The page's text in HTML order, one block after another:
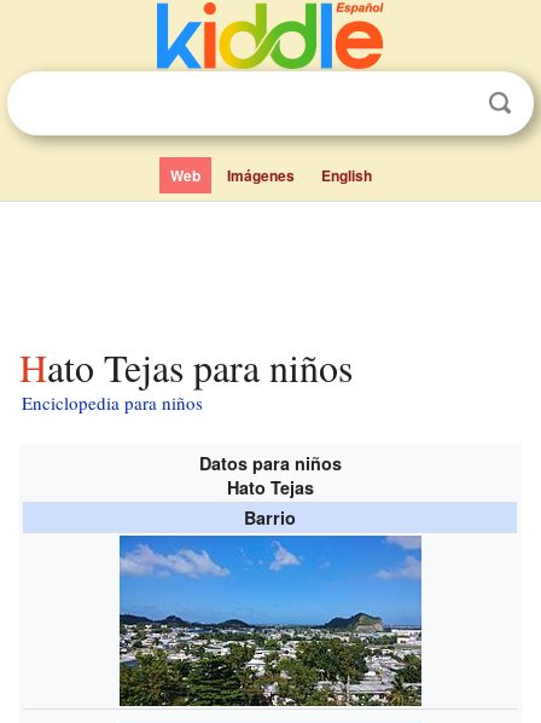
Web Imágenes English
Hato Tejas para niños
Enciclopedia para niños
Datos para niños
Hato Tejas
Barrio